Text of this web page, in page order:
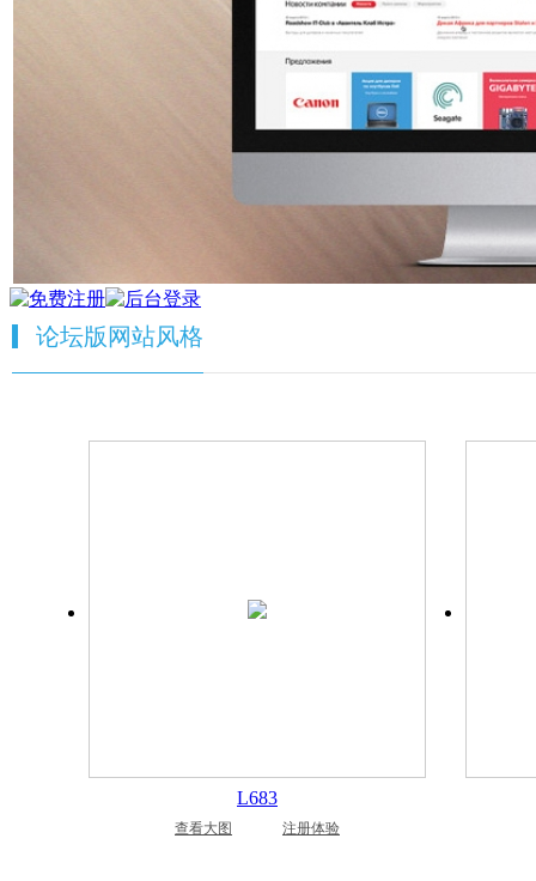
论坛版网站风格
L683
查看大图 注册体验